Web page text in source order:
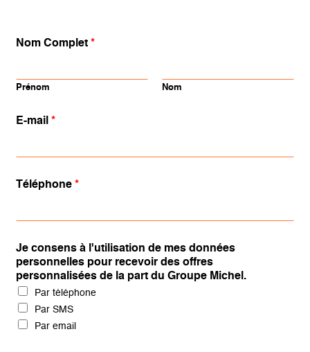
GROUPE
MICHEL
ACTUALITÉS
Nom Complet*
Prénom Nom
E-mail*
Téléphone*
Je consens à l'utilisation de mes données
personnelles pour recevoir des offres
personnalisées de la part du Groupe Michel.
Par téléphone
Par SMS
Par email